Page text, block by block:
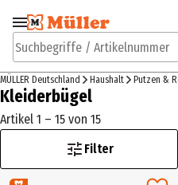
Zur Navigation
springen
Suchbegriffe / Artikelnummer
MÜLLER Deutschland Haushalt Putzen &
Kleiderbügel
Artikel 1 – 15 von 15
Filter